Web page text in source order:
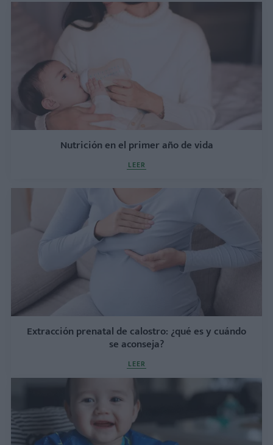
Nutrición en el primer año de vida
LEER
Extracción prenatal de calostro: ¿qué es y cuándo
se aconseja?
LEER